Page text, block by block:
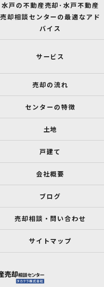
水戸の不動産売却･水戸不動産
売却相談センターの最適なアド
バイス
サービス
売却の流れ
センターの特徴
土地
戸建て
会社概要
ブログ
売却相談・問い合わせ
サイトマップ